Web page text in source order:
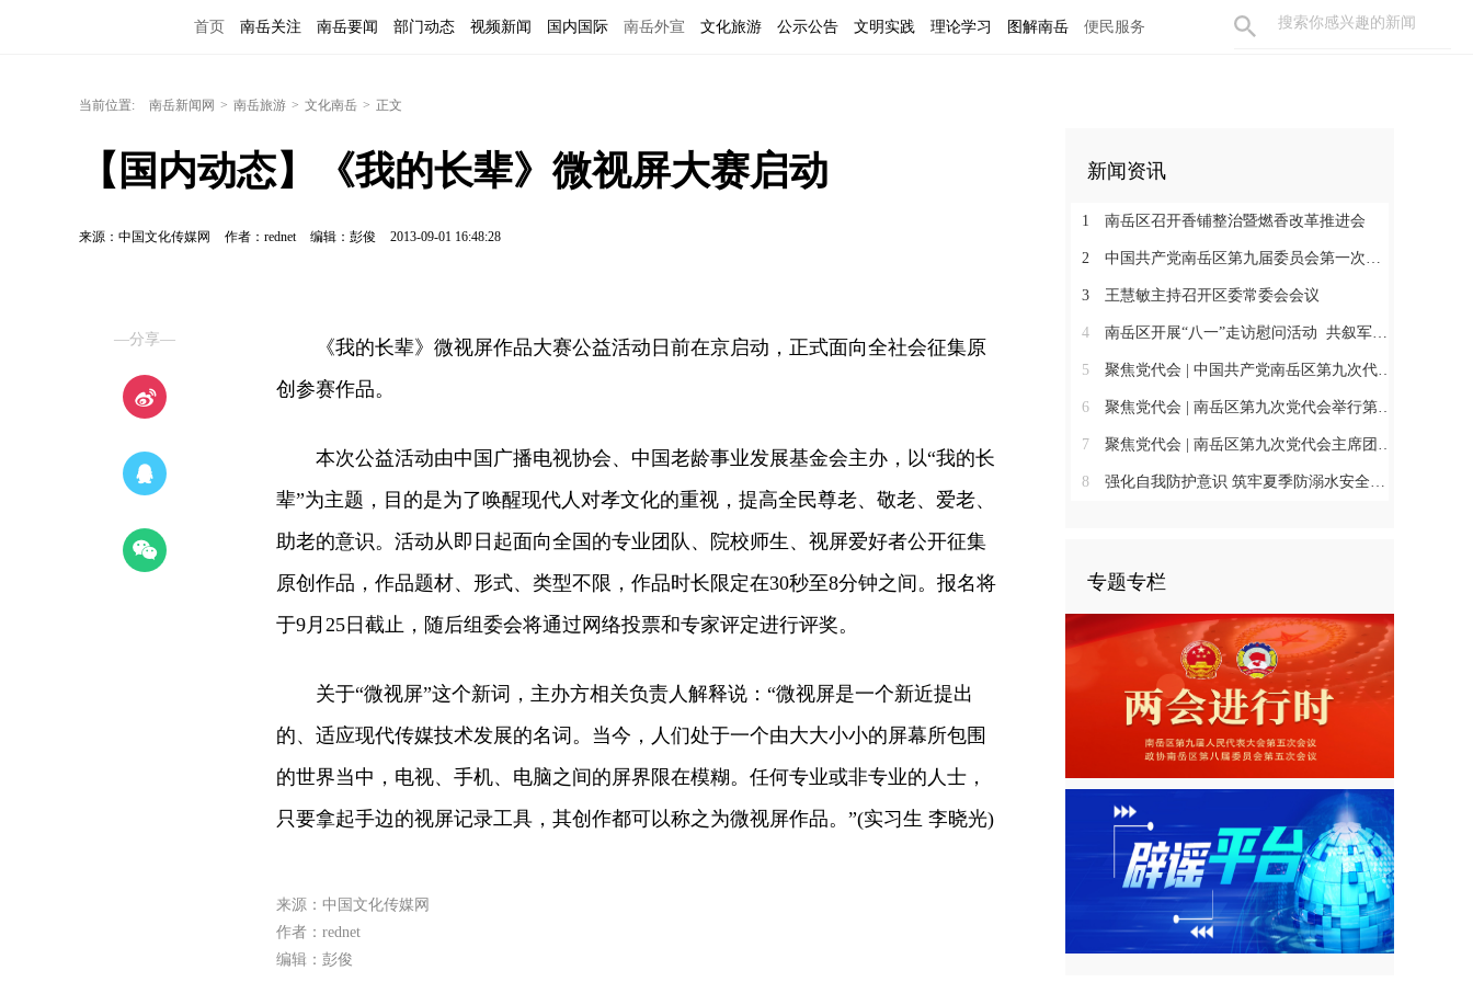
首页 南岳关注 南岳要闻 部门动态 视频新闻 国内国际 南岳外宣 文化旅游 公示公告 文明实践 理论学习 图解南岳 便民服务
当前位置: 南岳新闻网 > 南岳旅游 > 文化南岳 > 正文
【国内动态】《我的长辈》微视屏大赛启动
来源：中国文化传媒网 作者：rednet 编辑：彭俊 2013-09-01 16:48:28
—分享—
《我的长辈》微视屏作品大赛公益活动日前在京启动，正式面向全社会征集原
创参赛作品。
本次公益活动由中国广播电视协会、中国老龄事业发展基金会主办，以“我的长
辈”为主题，目的是为了唤醒现代人对孝文化的重视，提高全民尊老、敬老、爱老、
助老的意识。活动从即日起面向全国的专业团队、院校师生、视屏爱好者公开征集
原创作品，作品题材、形式、类型不限，作品时长限定在30秒至8分钟之间。报名将
于9月25日截止，随后组委会将通过网络投票和专家评定进行评奖。
关于“微视屏”这个新词，主办方相关负责人解释说：“微视屏是一个新近提出
的、适应现代传媒技术发展的名词。当今，人们处于一个由大大小小的屏幕所包围
的世界当中，电视、手机、电脑之间的屏界限在模糊。任何专业或非专业的人士，
只要拿起手边的视屏记录工具，其创作都可以称之为微视屏作品。”(实习生 李晓光)
来源：中国文化传媒网
作者：rednet
编辑：彭俊
新闻资讯
1 南岳区召开香铺整治暨燃香改革推进会
2 中国共产党南岳区第九届委员会第一次全体会议召开 王慧敏当选为中共南岳区委书记
3 王慧敏主持召开区委常委会会议
4 南岳区开展“八一”走访慰问活动 共叙军民鱼水情
5 聚焦党代会 | 中国共产党南岳区第九次代表大会胜利闭幕
6 聚焦党代会 | 南岳区第九次党代会举行第二次全体会议
7 聚焦党代会 | 南岳区第九次党代会主席团举行第五次会议
8 强化自我防护意识 筑牢夏季防溺水安全防线
专题专栏